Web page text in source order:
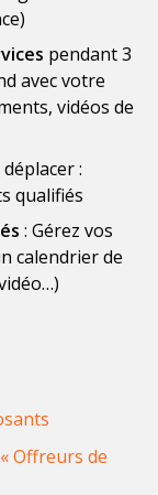
pendant 3
avec votre
vidéos de
:
qualifiés
: Gérez vos
calendrier de
Offreurs de